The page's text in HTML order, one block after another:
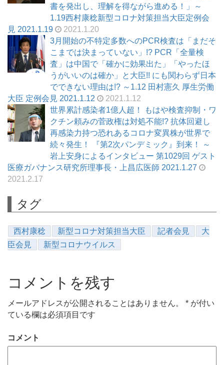
書を発出し、理解を得ながら進める！」～
1.19西村康稔新型コロナ対策担当大臣定例会
見 2021.1.19
2021.1.20
3月開始の不特定多数へのPCR検査は「まだそ
こまでは決まっていない」!? PCR「全量検
査」は中国で「確かに効果出た」「やったほ
うがいいのは確か」と大臣!! にも関わらず日本
でできない理由は!? ～1.12 田村憲久 厚生労働
大臣 定例会見 2021.1.12
2021.1.12
世界累計感染者1億人超！ もはや検査抑制・ワ
クチン頼みの菅政権は対処不能!? 抗体回避し
再感染力持つ恐れあるコロナ変異株が世界で
続々発生！ 『第2次パンデミック』到来！ ～
岩上安身によるインタビュー 第1029回 ゲスト
医療ガバナンス研究所理事長・上昌広医師 2021.1.27
2021.2.17
タグ
西村康稔 新型コロナ対策担当大臣 記者会見
大
臣会見
新型コロナウイルス
コメントを残す
メールアドレスが公開されることはありません。 * が付い
ている欄は必須項目です
コメント